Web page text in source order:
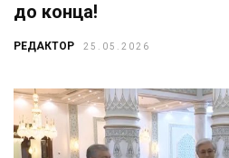
до конца!
РЕДАКТОР 25.05.2026